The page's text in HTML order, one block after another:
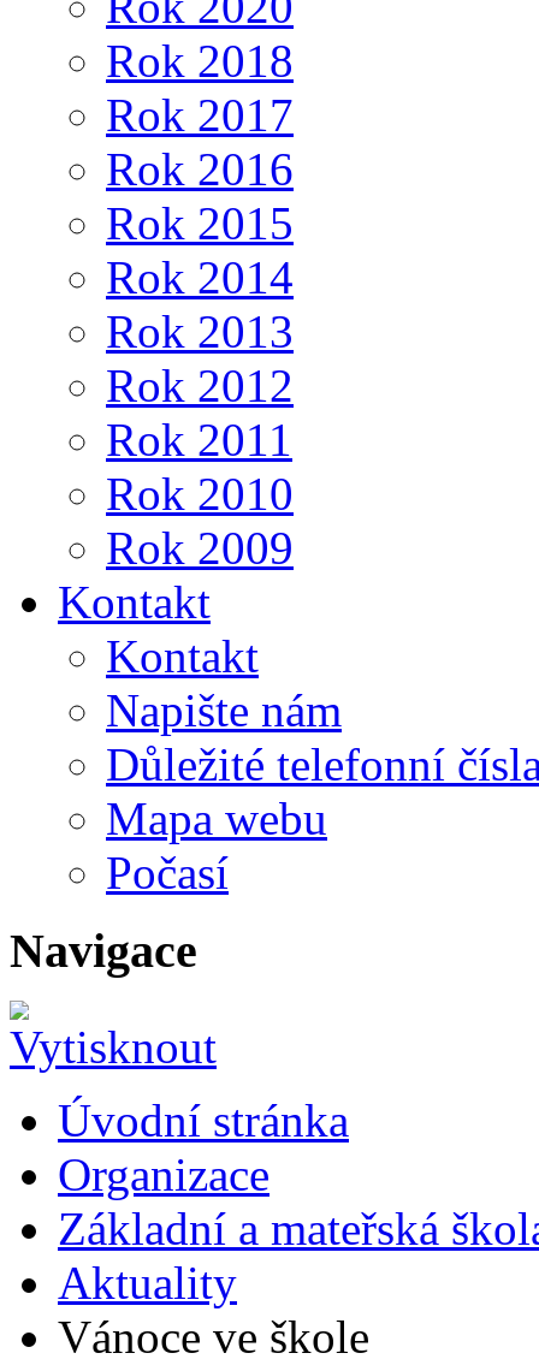
Rok 2018
Rok 2017
Rok 2016
Rok 2015
Rok 2014
Rok 2013
Rok 2012
Rok 2011
Rok 2010
Rok 2009
Kontakt
Kontakt
Napište nám
Důležité telefonní
Mapa webu
Počasí
Navigace
Úvodní stránka
Organizace
Základní a mateřská
Aktuality
Vánoce ve škole